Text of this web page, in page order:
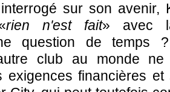
sur son avenir,
rien n'est fait» avec
question de temps ?
club au monde
exigences financières et